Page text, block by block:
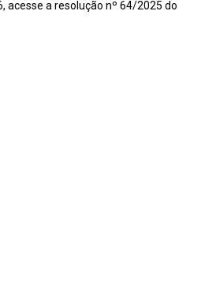
acesse a resolução nº 64/2025 do